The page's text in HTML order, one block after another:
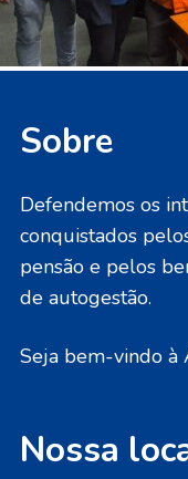
Sobre
Defendemos os
conquistados
pensão e pelos
de autogestão.
Seja bem-vindo à
Nossa